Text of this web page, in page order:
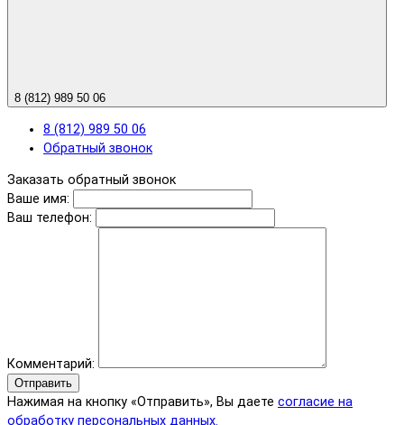
8 (812) 989 50 06
8 (812) 989 50 06
Обратный звонок
Заказать обратный звонок
Ваше имя:
Ваш телефон:
Комментарий:
Отправить
Нажимая на кнопку «Отправить», Вы даете согласие на
обработку персональных данных.